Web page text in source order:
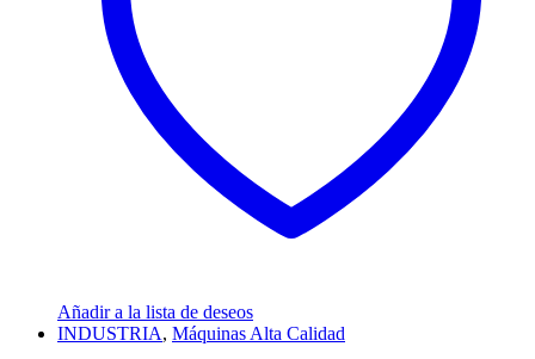
Añadir a la lista de deseos
INDUSTRIA, Máquinas Alta Calidad